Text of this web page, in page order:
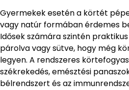
Gyermekek esetén a körtét
vagy natúr formában érdemes
Idősek számára szintén
párolva vagy sütve, hogy még
legyen. A rendszeres
székrekedés, emésztési
bélrendszert és az